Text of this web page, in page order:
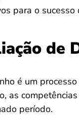
para o
de
é um
as
período.